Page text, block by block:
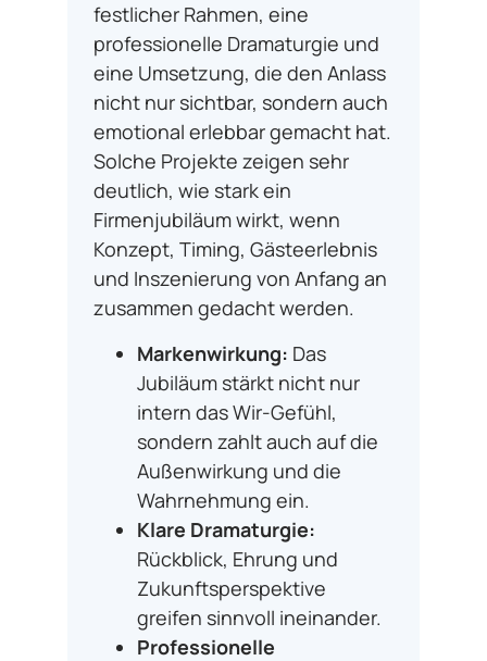
festlicher Rahmen, eine
professionelle Dramaturgie und
eine Umsetzung, die den Anlass
nicht nur sichtbar, sondern auch
emotional erlebbar gemacht hat.
Solche Projekte zeigen sehr
deutlich, wie stark ein
Firmenjubiläum wirkt, wenn
Konzept, Timing, Gästeerlebnis
und Inszenierung von Anfang an
zusammen gedacht werden.
Markenwirkung: Das
Jubiläum stärkt nicht nur
intern das Wir-Gefühl,
sondern zahlt auch auf die
Außenwirkung und die
Wahrnehmung ein.
Klare Dramaturgie:
Rückblick, Ehrung und
Zukunftsperspektive
greifen sinnvoll ineinander.
Professionelle